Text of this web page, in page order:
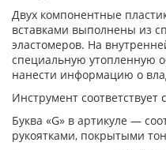
Двух компонентные
вставками выполнены из
эластомеров. На
специальную утопленную
нанести информацию о
Инструмент соответствует
Буква «G» в артикуле —
рукоятками, покрытыми